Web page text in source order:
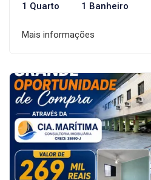
1 Quarto 1 Banheiro
Mais informações